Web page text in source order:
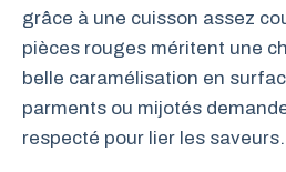
grâce à une cuisson assez
pièces rouges méritent une
belle caramélisation en
parments ou mijotés
respecté pour lier les saveurs.